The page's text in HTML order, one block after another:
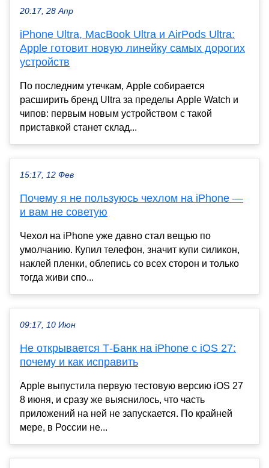
20:17, 28 Апр
iPhone Ultra, MacBook Ultra и AirPods Ultra:
Apple готовит новую линейку самых дорогих
устройств
По последним утечкам, Apple собирается
расширить бренд Ultra за пределы Apple Watch и
чипов: первым новым устройством с такой
приставкой станет склад...
15:17, 12 Фев
Почему я не пользуюсь чехлом на iPhone —
и вам не советую
Чехол на iPhone уже давно стал вещью по
умолчанию. Купил телефон, значит купи силикон,
наклей пленки, облепись со всех сторон и только
тогда живи спо...
09:17, 10 Июн
Не открывается Т-Банк на iPhone с iOS 27:
почему и как исправить
Apple выпустила первую тестовую версию iOS 27
8 июня, и сразу же выяснилось, что часть
приложений на ней не запускается. По крайней
мере, в России не...